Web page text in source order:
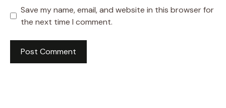
Save my name, email, and website in this browser for
the next time I comment.